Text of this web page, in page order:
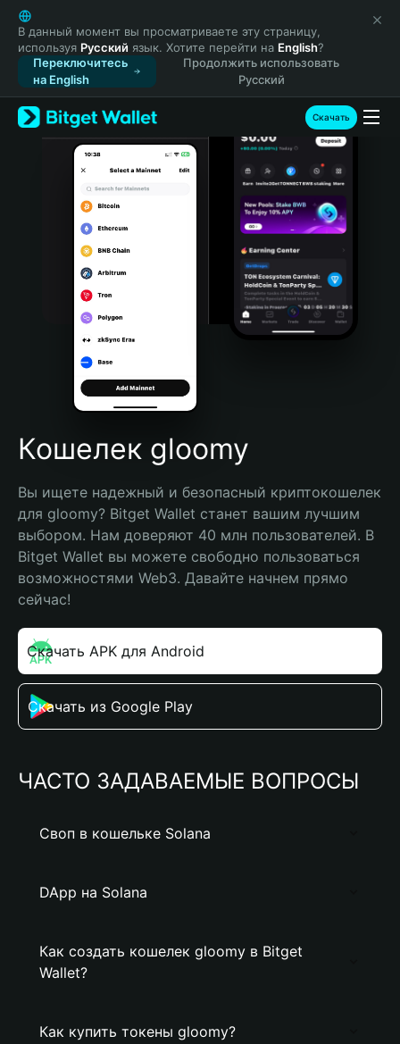
English
日本語
Tiếng Việt
Русский
Español (Latinoamérica)
Türkçe
Italiano
Português (Portugal)
Bahasa Indonesia
Português (Brasil)
Español (Argentina)
В данный момент вы просматриваете эту страницу,
используя Русский язык. Хотите перейти на English?
Переключитесь
на English
Продолжить использовать
Русский
Скачать
Кошелек gloomy
Вы ищете надежный и безопасный криптокошелек
для gloomy? Bitget Wallet станет вашим лучшим
выбором. Нам доверяют 40 млн пользователей. В
Bitget Wallet вы можете свободно пользоваться
возможностями Web3. Давайте начнем прямо
сейчас!
Скачать APK для Android
Скачать из Google Play
ЧАСТО ЗАДАВАЕМЫЕ ВОПРОСЫ
Своп в кошельке Solana
DApp на Solana
Как создать кошелек gloomy в Bitget
Wallet?
Как купить токены gloomy?